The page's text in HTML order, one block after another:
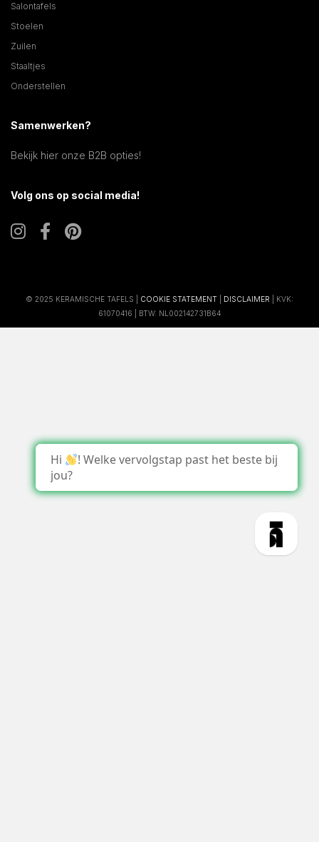
Salontafels
Stoelen
Zuilen
Staaltjes
Onderstellen
Samenwerken?
Bekijk hier onze B2B opties!
Volg ons op social media!
© 2025 KERAMISCHE TAFELS | COOKIE STATEMENT DISCLAIMER | KVK:
61070416 | BTW: NL002142731B64
Hi
! Welke vervolgstap past het beste bij
jou?